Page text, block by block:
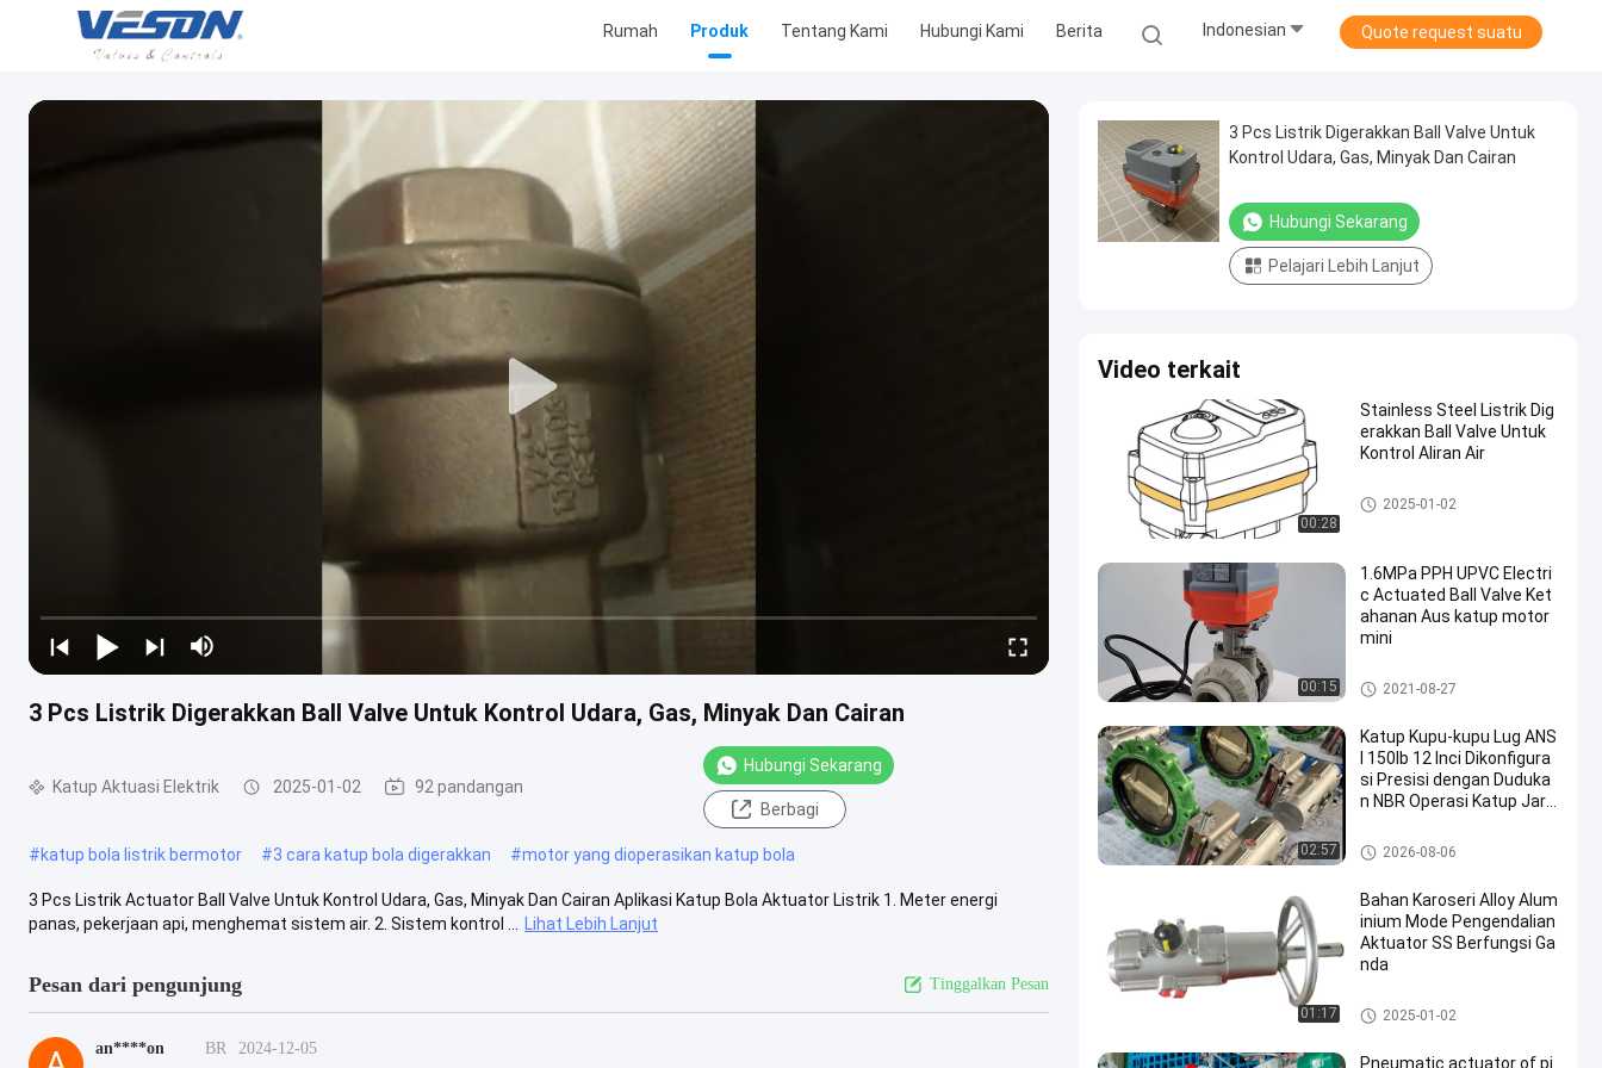
Rumah Produk Tentang Kami Hubungi Kami Berita Indonesian Quote request suatu
3 Pcs Listrik Digerakkan Ball Valve Untuk Kontrol Udara, Gas, Minyak Dan Cairan
Katup Aktuasi Elektrik 2025-01-02 92 pandangan
Hubungi Sekarang
Berbagi
#katup bola listrik bermotor #3 cara katup bola digerakkan #motor yang dioperasikan katup bola
3 Pcs Listrik Actuator Ball Valve Untuk Kontrol Udara, Gas, Minyak Dan Cairan Aplikasi Katup Bola Aktuator Listrik 1. Meter energi
panas, pekerjaan api, menghemat sistem air. 2. Sistem kontrol ...
Lihat Lebih Lanjut
Pesan dari pengunjung Tinggalkan Pesan
an****on BR
2024-12-05
3 Pcs Listrik Digerakkan Ball Valve Untuk
Kontrol Udara, Gas, Minyak Dan Cairan
Hubungi Sekarang
Pelajari Lebih Lanjut
Video terkait
00:28
Stainless Steel Listrik Dig
erakkan Ball Valve Untuk
Kontrol Aliran Air
Katup Aktuasi Elektrik
2025-01-02
00:15
1.6MPa PPH UPVC Electri
c Actuated Ball Valve Ket
ahanan Aus katup motor
mini
Katup Aktuasi Elektrik
2021-08-27
02:57
Katup Kupu-kupu Lug ANS
I 150lb 12 Inci Dikonfigura
si Presisi dengan Duduka
n NBR Operasi Katup Jara
Pneumatic Butterfly Valve
2026-08-06
01:17
Bahan Karoseri Alloy Alum
inium Mode Pengendalian
Aktuator SS Berfungsi Ga
nda
Pneumatic Rack Dan Pinion A
ctuator
2025-01-02
Pneumatic actuator of pi